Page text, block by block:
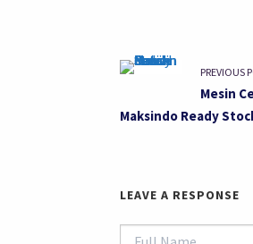
PREVIOUS
Mesin
Maksindo Ready
LEAVE A RESPONSE